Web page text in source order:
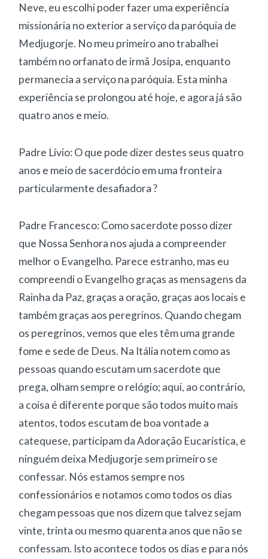
Neve, eu escolhi poder fazer uma experiência
missionária no exterior a serviço da paróquia de
Medjugorje. No meu primeiro ano trabalhei
também no orfanato de irmã Josipa, enquanto
permanecia a serviço na paróquia. Esta minha
experiência se prolongou até hoje, e agora já são
quatro anos e meio.
Padre Lívio: O que pode dizer destes seus quatro
anos e meio de sacerdócio em uma fronteira
particularmente desafiadora ?
Padre Francesco: Como sacerdote posso dizer
que Nossa Senhora nos ajuda a compreender
melhor o Evangelho. Parece estranho, mas eu
compreendi o Evangelho graças as mensagens da
Rainha da Paz, graças a oração, graças aos locais e
também graças aos peregrinos. Quando chegam
os peregrinos, vemos que eles têm uma grande
fome e sede de Deus. Na Itália notem como as
pessoas quando escutam um sacerdote que
prega, olham sempre o relógio; aqui, ao contrário,
a coisa é diferente porque são todos muito mais
atentos, todos escutam de boa vontade a
catequese, participam da Adoração Eucarística, e
ninguém deixa Medjugorje sem primeiro se
confessar. Nós estamos sempre nos
confessionários e notamos como todos os dias
chegam pessoas que nos dizem que talvez sejam
vinte, trinta ou mesmo quarenta anos que não se
confessam. Isto acontece todos os dias e para nós